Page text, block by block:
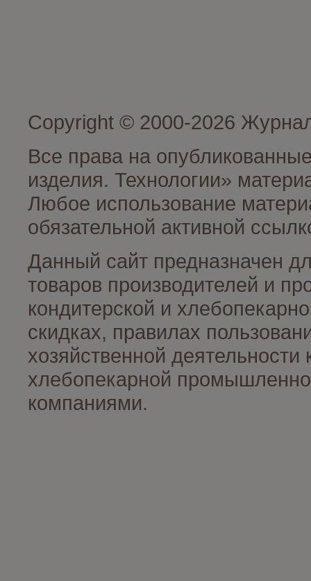
Copyright © 2000-2026
Все права на
изделия. Технологии»
Любое использование
обязательной активной
Данный сайт предназначен
товаров производителей и
кондитерской и
скидках, правилах
хозяйственной
хлебопекарной
компаниями.